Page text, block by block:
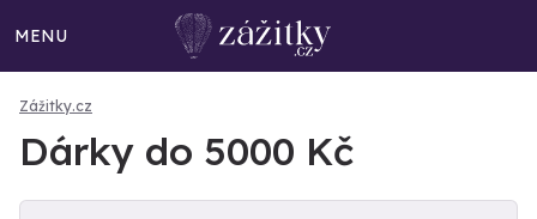
MENU
Zážitky.cz
Dárky do 5000 Kč